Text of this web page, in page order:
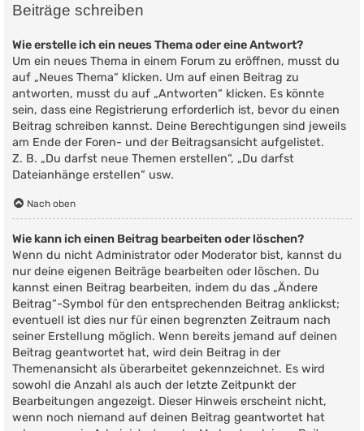
Beiträge schreiben
Wie erstelle ich ein neues Thema oder eine Antwort?
Um ein neues Thema in einem Forum zu eröffnen, musst du
auf „Neues Thema“ klicken. Um auf einen Beitrag zu
antworten, musst du auf „Antworten“ klicken. Es könnte
sein, dass eine Registrierung erforderlich ist, bevor du einen
Beitrag schreiben kannst. Deine Berechtigungen sind jeweils
am Ende der Foren- und der Beitragsansicht aufgelistet.
Z. B. „Du darfst neue Themen erstellen“, „Du darfst
Dateianhänge erstellen“ usw.
Nach oben
Wie kann ich einen Beitrag bearbeiten oder löschen?
Wenn du nicht Administrator oder Moderator bist, kannst du
nur deine eigenen Beiträge bearbeiten oder löschen. Du
kannst einen Beitrag bearbeiten, indem du das „Ändere
Beitrag“-Symbol für den entsprechenden Beitrag anklickst;
eventuell ist dies nur für einen begrenzten Zeitraum nach
seiner Erstellung möglich. Wenn bereits jemand auf deinen
Beitrag geantwortet hat, wird dein Beitrag in der
Themenansicht als überarbeitet gekennzeichnet. Es wird
sowohl die Anzahl als auch der letzte Zeitpunkt der
Bearbeitungen angezeigt. Dieser Hinweis erscheint nicht,
wenn noch niemand auf deinen Beitrag geantwortet hat